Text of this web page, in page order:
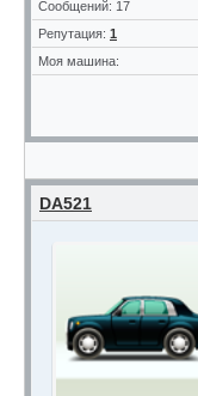
Сообщений: 17
Репутация: 1
Моя машина:
DA521